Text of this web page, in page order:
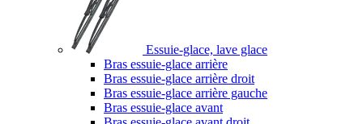
Essuie-glace, lave glace
Bras essuie-glace arrière
Bras essuie-glace arrière droit
Bras essuie-glace arrière gauche
Bras essuie-glace avant